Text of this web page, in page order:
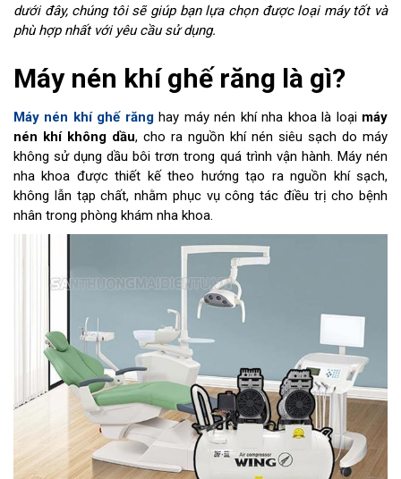
dưới đây, chúng tôi sẽ giúp bạn lựa chọn được loại máy tốt và
phù hợp nhất với yêu cầu sử dụng.
Máy nén khí ghế răng là gì?
Máy nén khí ghế rănghay máy nén khí nha khoa là loại máy
nén khí không dầu, cho ra nguồn khí nén siêu sạch do máy
không sử dụng dầu bôi trơn trong quá trình vận hành. Máy nén
nha khoa được thiết kế theo hướng tạo ra nguồn khí sạch,
không lẫn tạp chất, nhằm phục vụ công tác điều trị cho bệnh
nhân trong phòng khám nha khoa.